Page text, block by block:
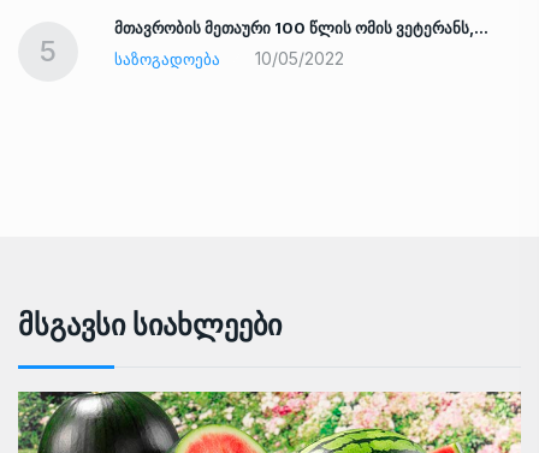
5
მთავრობის მეთაური 100 წლის ომის ვეტერანს,…
ᲡᲐᲖᲝᲒᲐᲓᲝᲔᲑᲐ
10/05/2022
Მსგავსი Სიახლეები